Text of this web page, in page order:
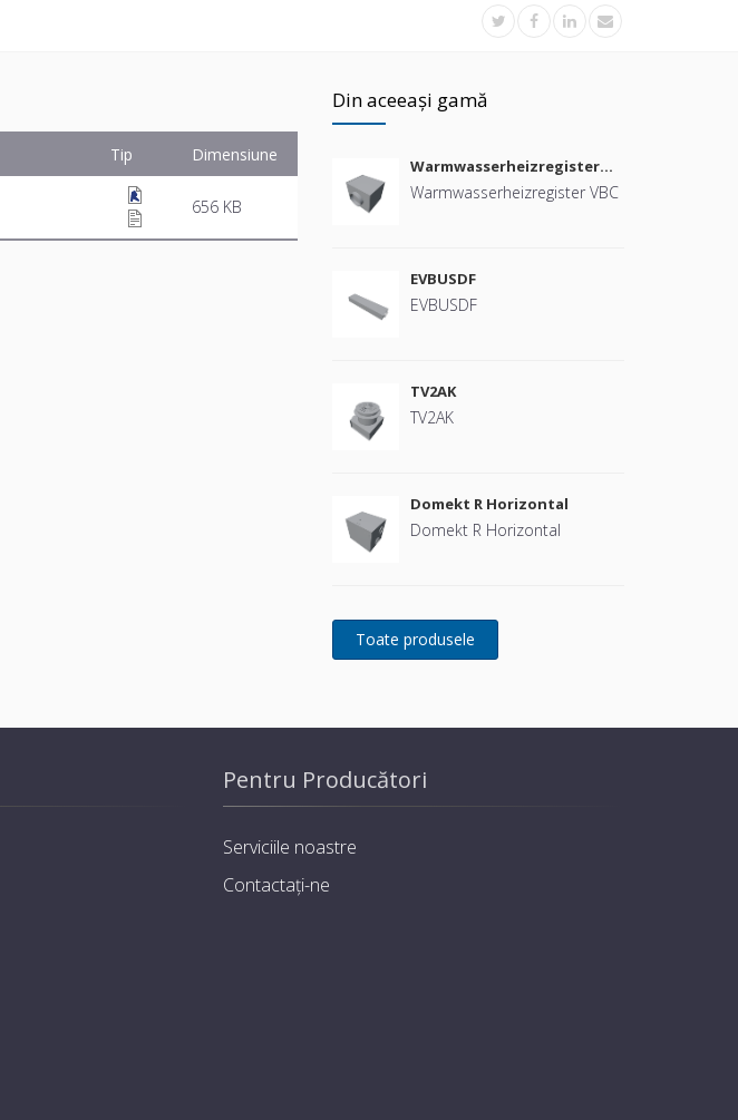
Tip
Dimensiune
656 KB
Din aceeași gamă
Warmwasserheizregister
VBC
Warmwasserheizregister VBC
EVBUSDF
EVBUSDF
TV2AK
TV2AK
Domekt R Horizontal
Domekt R Horizontal
Pentru Producători
Serviciile noastre
Contactați-ne